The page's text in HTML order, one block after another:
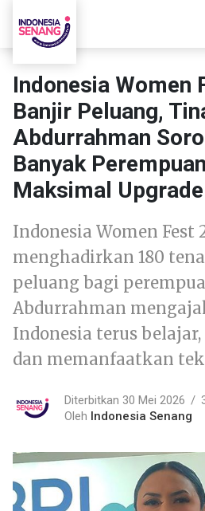
Indonesia Women
Banjir Peluang,
Abdurrahman
Banyak
Maksimal
Indonesia Women Fest
menghadirkan 180
peluang bagi
Abdurrahman
Indonesia terus
dan memanfaatkan
Diterbitkan 30 Mei 2026
Oleh Indonesia Senang